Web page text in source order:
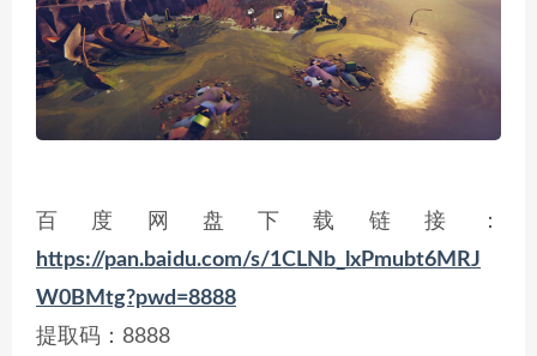
百度网盘下载链接：
https://pan.baidu.com/s/1CLNb_lxPmubt6MRJ
W0BMtg?pwd=8888
提取码：8888